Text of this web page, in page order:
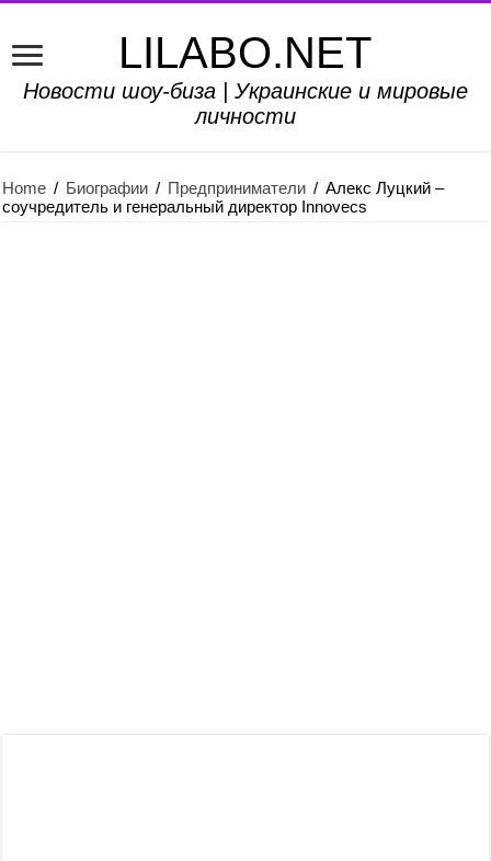
LILABO.NET
Новости шоу-биза | Украинские и мировые
личности
Home / Биографии / Предприниматели / Алекс Луцкий –
соучредитель и генеральный директор Innovecs